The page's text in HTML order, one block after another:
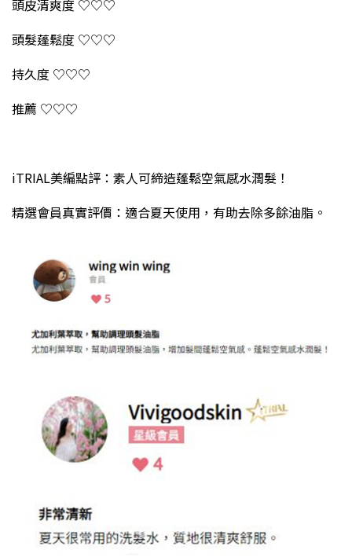
頭皮清爽度 ♡♡♡
頭髮蓬鬆度 ♡♡♡
持久度 ♡♡♡
推薦 ♡♡♡
iTRIAL美編點評：素人可締造蓬鬆空氣感水潤髮！
精選會員真實評價：適合夏天使用，有助去除多餘油脂。